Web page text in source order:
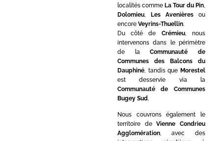
localités comme La Tour du Pin
Dolomieu, Les Avenièresou
encore Veyrins-Thuellin.
Du côté de Crémieu, nous
intervenons dans le périmètre
de laCommunauté de
Communes des Balcons du
Dauphiné, tandis que Morestel
est desservie via la
Communauté de Communes
Bugey Sud.
Nous couvrons également le
territoire deVienne Condrieu
Agglomération, avec des